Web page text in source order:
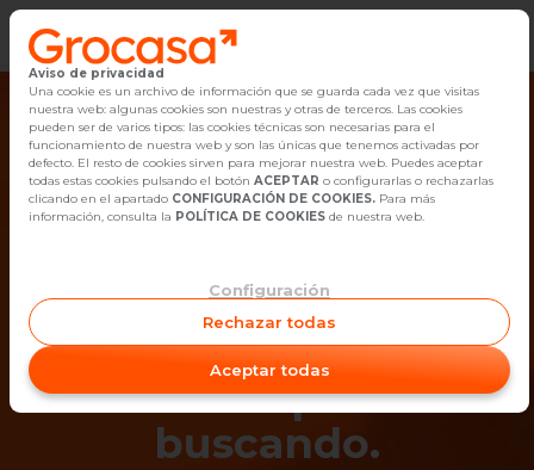
Vender
Buscar Inmuebles
Alquiler
Empleo
Oficinas
Contacto
¡Ups! Ya no está
disponible el
inmueble que estás
buscando.
Aviso de privacidad
Una cookie es un archivo de información que se guarda cada vez que visitas
nuestra web: algunas cookies son nuestras y otras de terceros. Las cookies
pueden ser de varios tipos: las cookies técnicas son necesarias para el
funcionamiento de nuestra web y son las únicas que tenemos activadas por
defecto. El resto de cookies sirven para mejorar nuestra web. Puedes aceptar
todas estas cookies pulsando el botón ACEPTAR o configurarlas o rechazarlas
clicando en el apartado CONFIGURACIÓN DE COOKIES. Para más
información, consulta la POLÍTICA DE COOKIES de nuestra web.
Configuración
Rechazar todas
Aceptar todas